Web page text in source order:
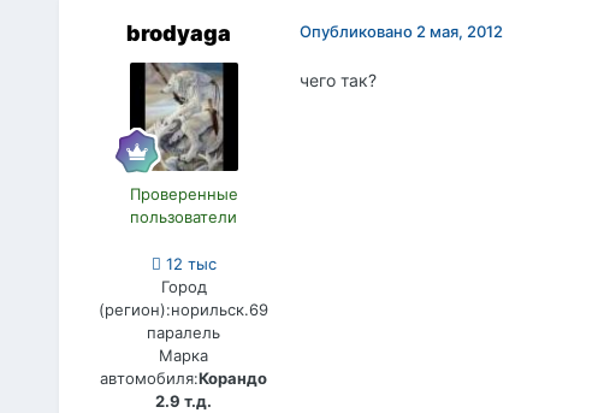
brodyaga
Проверенные
пользователи
12 тыс
Город
(регион):норильск.69
паралель
Марка
автомобиля:Корандо
2.9 т.д.
Опубликовано 2 мая, 2012
чего так?